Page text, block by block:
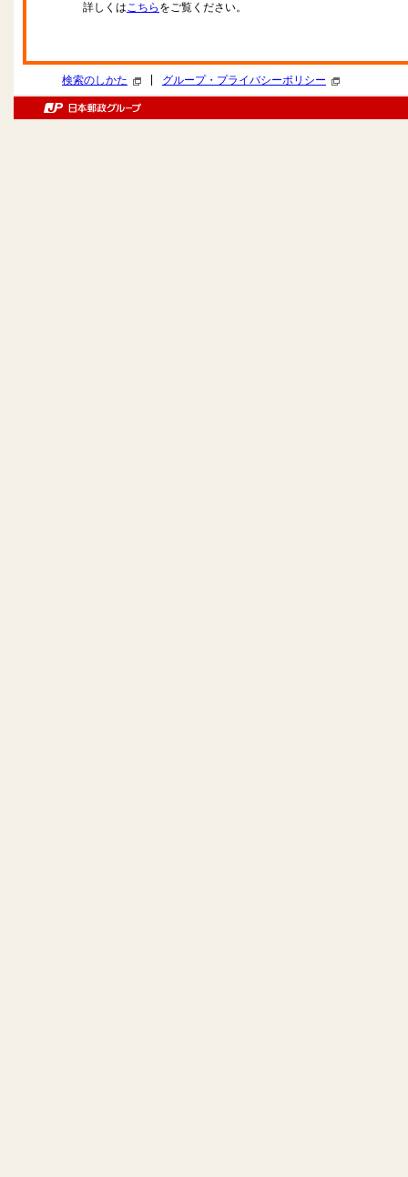
詳しくはこちら をご覧ください。
検索のしかた グループ・プライバシーポリシー